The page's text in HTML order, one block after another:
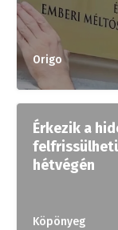
Origo
Érkezik a
hétvégén
Köpönyeg